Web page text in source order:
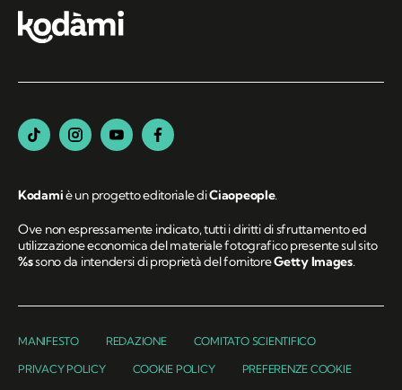
Kodamiè un progetto editoriale diCiaopeople.
Ove non espressamente indicato, tutti i diritti di sfruttamento ed
utilizzazione economica del materiale fotografico presente sul sito
%ssono da intendersi di proprietà del fornitoreGetty Images.
MANIFESTO REDAZIONE COMITATO SCIENTIFICO
PRIVACY POLICY COOKIE POLICY PREFERENZE COOKIE